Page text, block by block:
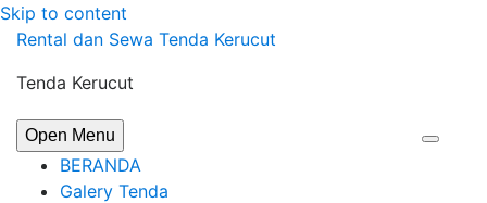
Skip to content
Rental dan Sewa Tenda Kerucut
Tenda Kerucut
Open Menu
BERANDA
Galery Tenda